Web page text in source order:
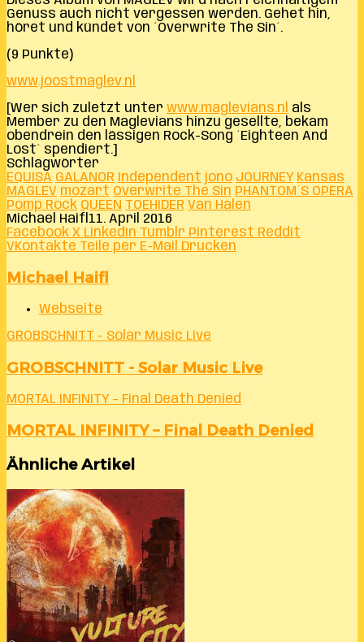
Genuss auch nicht vergessen werden. Gehet hin,
höret und kündet von ´Overwrite The Sin´.
(9 Punkte)
www.joostmaglev.nl
[Wer sich zuletzt unter www.maglevians.nl als
Member zu den Maglevians hinzu gesellte, bekam
obendrein den lässigen Rock-Song ´Eighteen And
Lost´ spendiert.]
Schlagwörter
EQUISA GALANOR Independent jono JOURNEY Kansas
MAGLEV mozart Overwrite The Sin PHANTOM´S OPERA
Pomp Rock QUEEN TOEHIDER Van Halen
Michael Haifl 11. April 2016
Facebook X LinkedIn Tumblr Pinterest Reddit
VKontakte Teile per E-Mail Drucken
Michael Haifl
Webseite
GROBSCHNITT - Solar Music Live
GROBSCHNITT - Solar Music Live
MORTAL INFINITY – Final Death Denied
MORTAL INFINITY – Final Death Denied
Ähnliche Artikel